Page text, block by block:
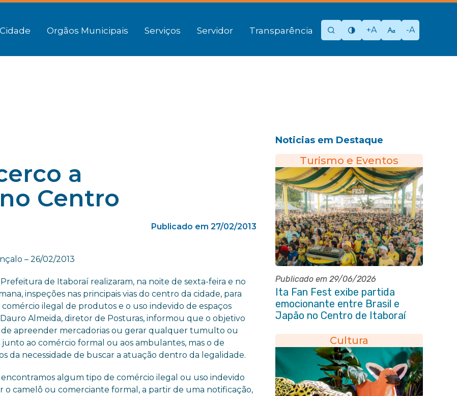
Orgãos Municipais Serviços Servidor Transparência +A -A
a
Centro
Publicado em 27/02/2013
– 26/02/2013
Prefeitura de Itaboraí realizaram, na noite de sexta-feira e no
inspeções nas principais vias do centro da cidade, para
ilegal de produtos e o uso indevido de espaços
Almeida, diretor de Posturas, informou que o objetivo
de apreender mercadorias ou gerar qualquer tumulto ou
ao comércio formal ou aos ambulantes, mas o de
da necessidade de buscar a atuação dentro da legalidade.
encontramos algum tipo de comércio ilegal ou uso indevido
camelô ou comerciante formal, a partir de uma notificação,
Noticias em Destaque
Turismo e Eventos
Publicado em 29/06/2026
Ita Fan Fest exibe partida
emocionante entre Brasil e
Japão no Centro de Itaboraí
Cultura